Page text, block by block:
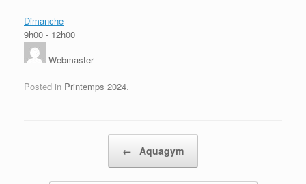
Dimanche
9h00 - 12h00
Webmaster
Posted in Printemps 2024.
← Aquagym